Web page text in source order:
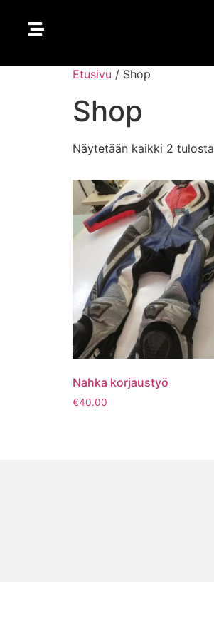
HINNASTO
YHTEYSTIEDOT
Etusivu / Shop
Shop
Näytetään kaikki 2 tulosta
Nahka korjaustyö
€40.00